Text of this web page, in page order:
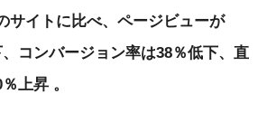
サイトに比べ、ページビューが
コンバージョン率は38％低下、直
上昇 。